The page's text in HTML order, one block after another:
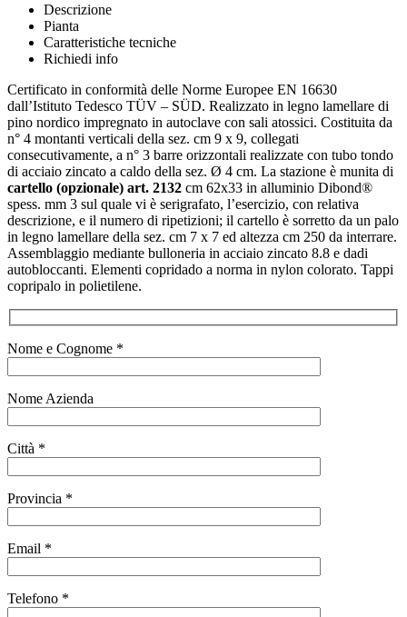
Descrizione
Pianta
Caratteristiche tecniche
Richiedi info
Certificato in conformità delle Norme Europee EN 16630
dall’Istituto Tedesco TÜV – SÜD. Realizzato in legno lamellare di
pino nordico impregnato in autoclave con sali atossici. Costituita da
n° 4 montanti verticali della sez. cm 9 x 9, collegati
consecutivamente, a n° 3 barre orizzontali realizzate con tubo tondo
di acciaio zincato a caldo della sez. Ø 4 cm. La stazione è munita di
cartello (opzionale) art. 2132 cm 62x33 in alluminio Dibond®
spess. mm 3 sul quale vi è serigrafato, l’esercizio, con relativa
descrizione, e il numero di ripetizioni; il cartello è sorretto da un palo
in legno lamellare della sez. cm 7 x 7 ed altezza cm 250 da interrare.
Assemblaggio mediante bulloneria in acciaio zincato 8.8 e dadi
autobloccanti. Elementi copridado a norma in nylon colorato. Tappi
copripalo in polietilene.
Nome e Cognome *
Nome Azienda
Città *
Provincia *
Email *
Telefono *